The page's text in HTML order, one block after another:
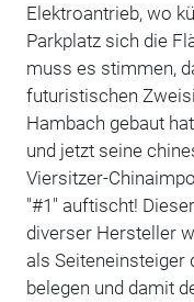
Elektroantrieb, wo
Parkplatz sich die
muss es stimmen,
futuristischen
Hambach gebaut
und jetzt seine
Viersitzer-
"#1" auftischt!
diverser Hersteller
als Seiteneinsteiger
belegen und damit